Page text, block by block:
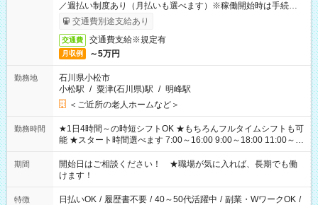
／週払い制度あり（月払いも選べます）※稼働開始時は手続き完
了次第のお支払いとなります。
交通費別途支給あり
交通費 交通費支給※規定有
月収例 ～5万円
勤務地
石川県小松市
小松駅 / 粟津(石川県)駅 / 明峰駅
＜ご近所の老人ホームなど＞
勤務時間
★1日4時間～の時短シフトOK ★もちろんフルタイムシフトも可
能 ★スタート時間選べます 7:00～16:00 9:00～18:00 11:00～
20:00 など 残業なし！ ※Wワークの場合、他のお仕事と合わせ
週40時間超の就業はご案内できません ※法令に基づき、週20時
間以上勤務は社会保険への加入対象となります ※労働者派遣法
（日雇い派遣の原則禁止）により、短時間・短期間の就業はご
案内が難しい場合があります
期間
開始日はご相談ください！ ★職場が気に入れば、長期でも働
けます！
特徴 日払いOK / 履歴書不要 / 40～50代活躍中 / 副業・WワークOK /